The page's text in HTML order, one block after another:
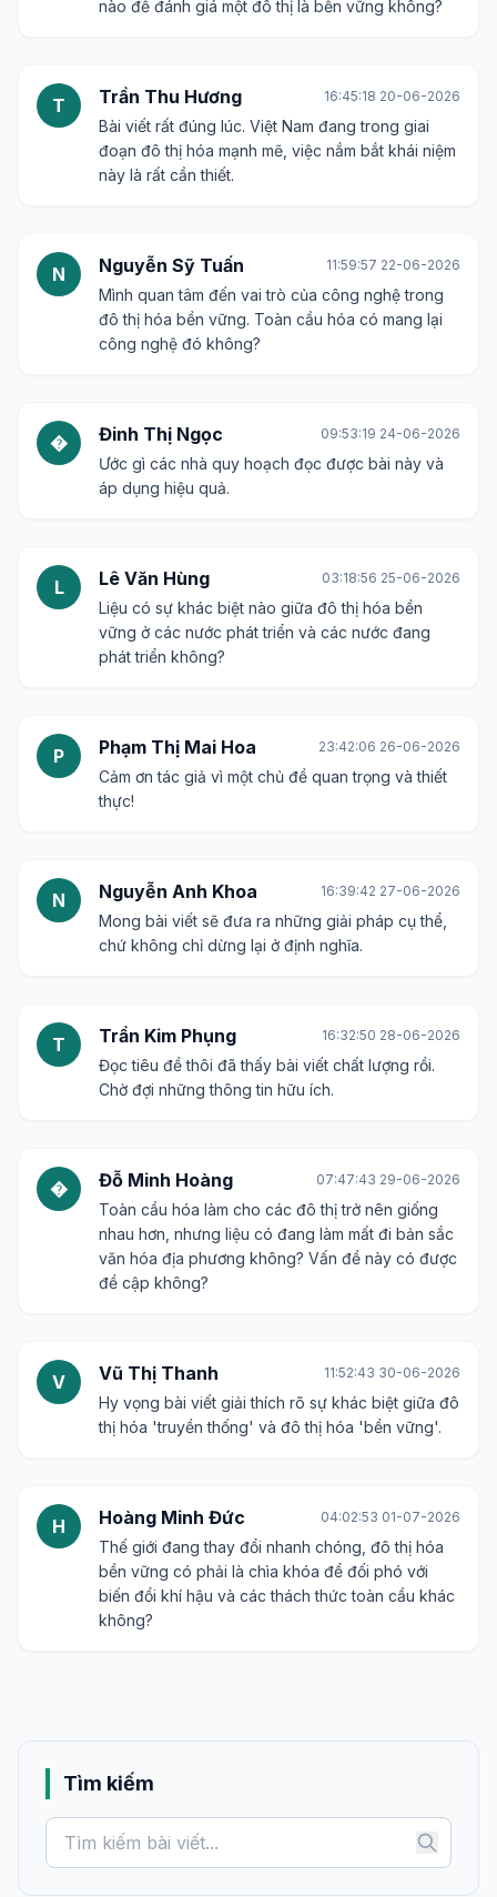
nào để đánh giá một đô thị là bền vững không?
T Trần Thu Hương 16:45:18 20-06-2026
Bài viết rất đúng lúc. Việt Nam đang trong giai
đoạn đô thị hóa mạnh mẽ, việc nắm bắt khái niệm
này là rất cần thiết.
N Nguyễn Sỹ Tuấn 11:59:57 22-06-2026
Mình quan tâm đến vai trò của công nghệ trong
đô thị hóa bền vững. Toàn cầu hóa có mang lại
công nghệ đó không?
� Đinh Thị Ngọc 09:53:19 24-06-2026
Ước gì các nhà quy hoạch đọc được bài này và
áp dụng hiệu quả.
L Lê Văn Hùng 03:18:56 25-06-2026
Liệu có sự khác biệt nào giữa đô thị hóa bền
vững ở các nước phát triển và các nước đang
phát triển không?
P Phạm Thị Mai Hoa 23:42:06 26-06-2026
Cảm ơn tác giả vì một chủ đề quan trọng và thiết
thực!
N Nguyễn Anh Khoa 16:39:42 27-06-2026
Mong bài viết sẽ đưa ra những giải pháp cụ thể,
chứ không chỉ dừng lại ở định nghĩa.
T Trần Kim Phụng 16:32:50 28-06-2026
Đọc tiêu đề thôi đã thấy bài viết chất lượng rồi.
Chờ đợi những thông tin hữu ích.
� Đỗ Minh Hoàng 07:47:43 29-06-2026
Toàn cầu hóa làm cho các đô thị trở nên giống
nhau hơn, nhưng liệu có đang làm mất đi bản sắc
văn hóa địa phương không? Vấn đề này có được
đề cập không?
V Vũ Thị Thanh 11:52:43 30-06-2026
Hy vọng bài viết giải thích rõ sự khác biệt giữa đô
thị hóa 'truyền thống' và đô thị hóa 'bền vững'.
H Hoàng Minh Đức 04:02:53 01-07-2026
Thế giới đang thay đổi nhanh chóng, đô thị hóa
bền vững có phải là chìa khóa để đối phó với
biến đổi khí hậu và các thách thức toàn cầu khác
không?
Tìm kiếm